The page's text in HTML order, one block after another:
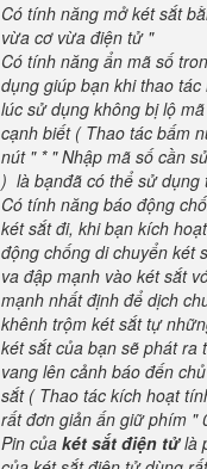
Có tính năng mở két sắt
vừa cơ vừa điện tử "
Có tính năng ẩn mã số
dụng giúp bạn khi thao
lúc sử dụng không bị lộ
cạnh biết ( Thao tác bấm
nút " * " Nhập mã số cần
) là bạnđã có thể sử dụng
Có tính năng báo động
két sắt đi, khi bạn kích
động chống di chuyển két
va đập mạnh vào két sắt
mạnh nhất định để dịch
khênh trộm két sắt tự
két sắt của bạn sẽ phát ra
vang lên cảnh báo đến
sắt ( Thao tác kích hoạt
rất đơn giản ấn giữ phím "
Pin của két sắt điện tửlà